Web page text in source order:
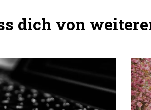
dich von